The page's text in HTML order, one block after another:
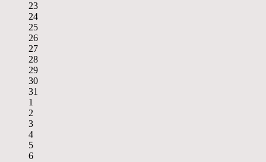
23
24
25
26
27
28
29
30
31
1
2
3
4
5
6